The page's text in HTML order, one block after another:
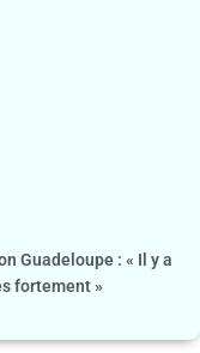
Guadeloupe : « Il y a
fortement »